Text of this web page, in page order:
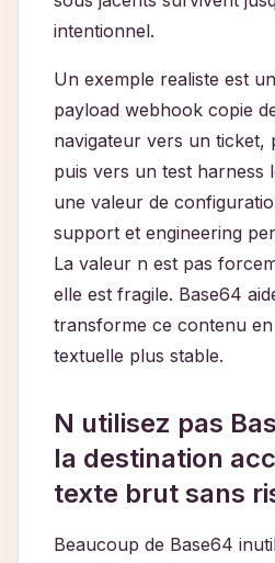
intentionnel.
Un exemple realiste est
payload webhook copie
navigateur vers un ticket,
puis vers un test harness
une valeur de
support et engineering
La valeur n est pas
elle est fragile. Base64
transforme ce contenu
textuelle plus stable.
N utilisez pas
la destination
texte brut sans
Beaucoup de Base64